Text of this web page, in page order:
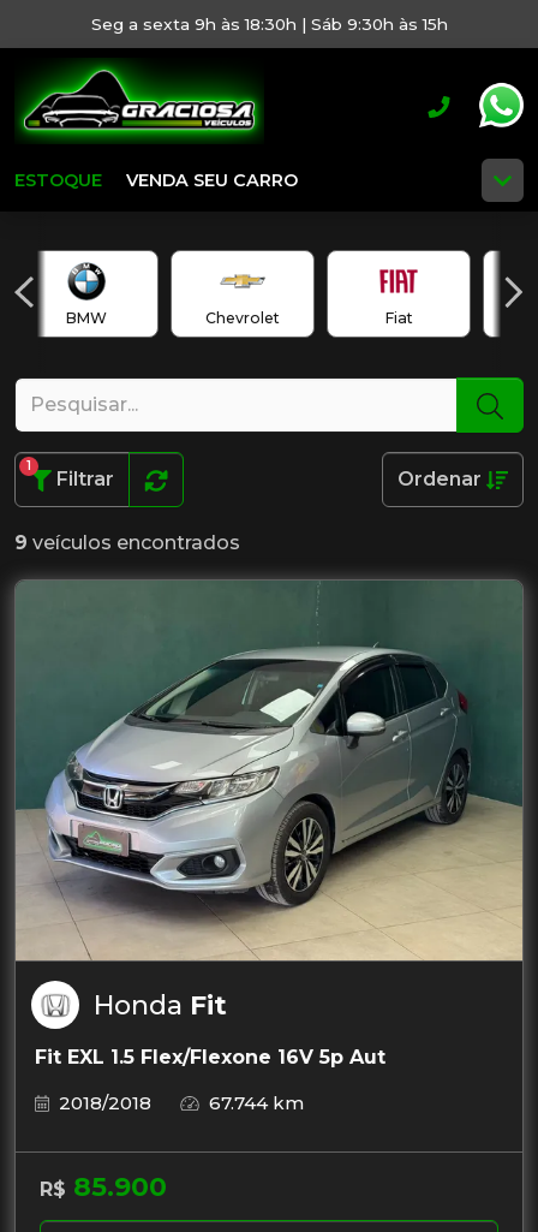
Seg a sexta 9h às 18:30h | Sáb 9:30h às 15h
ESTOQUE VENDA SEU CARRO
BMW Chevrolet Fiat
Filtrar
1
Ordenar
9 veículos encontrados
Honda Fit
Fit EXL 1.5 Flex/Flexone 16V 5p Aut
2018/2018
67.744 km
R$ 85.900